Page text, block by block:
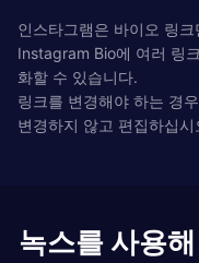
인스타그램은 바이오 링
Instagram Bio에 여러 링
화할 수 있습니다.
링크를 변경해야 하는 경
변경하지 않고 편집하십시
녹스를 사용